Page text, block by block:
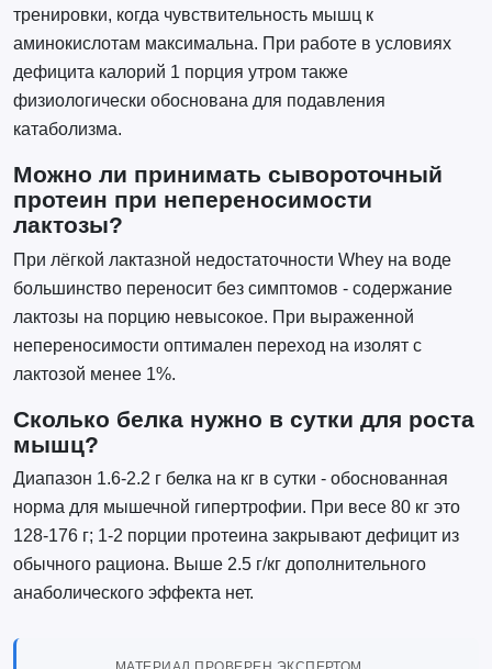
тренировки, когда чувствительность мышц к
аминокислотам максимальна. При работе в условиях
дефицита калорий 1 порция утром также
физиологически обоснована для подавления
катаболизма.
Можно ли принимать сывороточный
протеин при непереносимости
лактозы?
При лёгкой лактазной недостаточности Whey на воде
большинство переносит без симптомов - содержание
лактозы на порцию невысокое. При выраженной
непереносимости оптимален переход на изолят с
лактозой менее 1%.
Сколько белка нужно в сутки для роста
мышц?
Диапазон 1.6-2.2 г белка на кг в сутки - обоснованная
норма для мышечной гипертрофии. При весе 80 кг это
128-176 г; 1-2 порции протеина закрывают дефицит из
обычного рациона. Выше 2.5 г/кг дополнительного
анаболического эффекта нет.